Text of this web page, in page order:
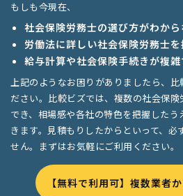
もしも今現在、
社会保険労務士の選び方がわから
労働法に詳しい社会保険労務士
給与計算や社会保険手続きが複
上記のようなお困りがありましたら、比
ださい。比較ビズでは、複数の社会保
でき、相場感や各社の特色を把握した
きます。見積もりしたからといって、必
せん。まずはお気軽にご利用ください。
【無料で利用可】複数業者